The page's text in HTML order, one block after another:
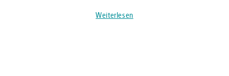
Weiterlesen